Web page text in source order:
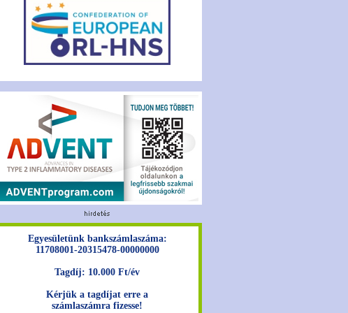
Egyesületünk bankszámlaszáma:
11708001-20315478-00000000
Tagdíj: 10.000 Ft/év
Kérjük a tagdíjat erre a
számlaszámra fizesse!